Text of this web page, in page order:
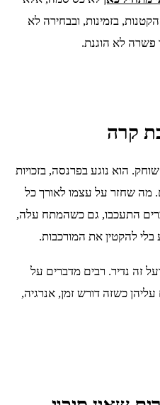
בזמינות, ובבחירה לא
פשרה לא הוגנת.
קרה
הוא נוגע בפרנסה, בזכויות
מה שחזר על עצמו לאורך כל
התעכבו, גם כשהמתח עלה,
להקטין את המורכבות.
זה נדיר. רבים מדברים על
כשזה דורש זמן, אנרגיה,